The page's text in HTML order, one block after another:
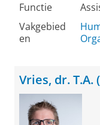
Functie
Vakgebied
en
Vries, dr. T.A.